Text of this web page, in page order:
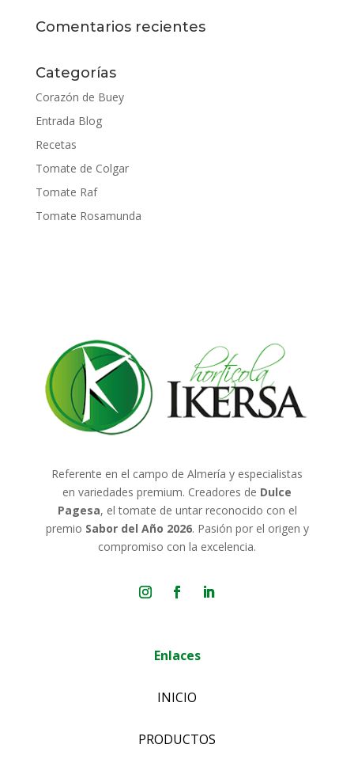
Comentarios recientes
Categorías
Corazón de Buey
Entrada Blog
Recetas
Tomate de Colgar
Tomate Raf
Tomate Rosamunda
Referente en el campo de Almería y especialistas
en variedades premium. Creadores de Dulce
Pagesa, el tomate de untar reconocido con el
premio Sabor del Año 2026. Pasión por el origen y
compromiso con la excelencia.
Enlaces
INICIO
PRODUCTOS